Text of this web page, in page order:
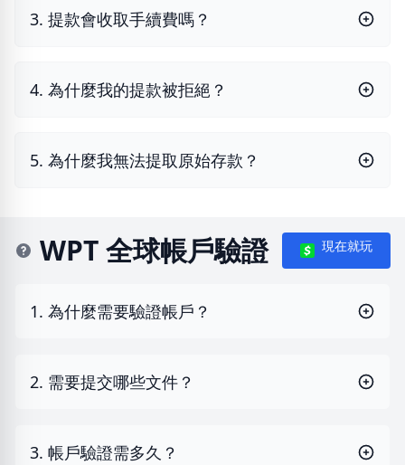
3. 提款會收取手續費嗎？
4. 為什麼我的提款被拒絕？
5. 為什麼我無法提取原始存款？
WPT 全球帳戶驗證 現在就玩
1. 為什麼需要驗證帳戶？
2. 需要提交哪些文件？
3. 帳戶驗證需多久？